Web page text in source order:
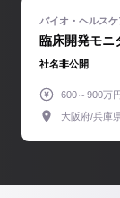
臨床開発モニ
社名非公開
600～900万
大阪府/兵庫